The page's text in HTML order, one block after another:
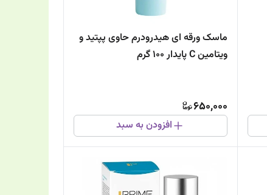
ماسک ورقه ای هیدرودرم حاوی پپتید و
ویتامین C پایدار 100 گرم
650,000
افزودن به سبد